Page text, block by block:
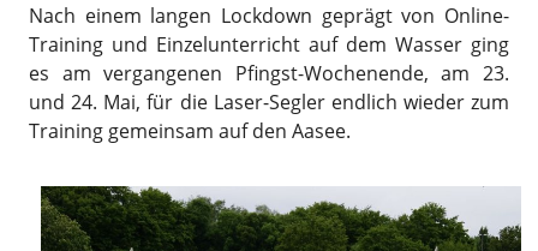
Nach einem langen Lockdown geprägt von Online-
Training und Einzelunterricht auf dem Wasser ging
es am vergangenen Pfingst-Wochenende, am 23.
und 24. Mai, für die Laser-Segler endlich wieder zum
Training gemeinsam auf den Aasee.